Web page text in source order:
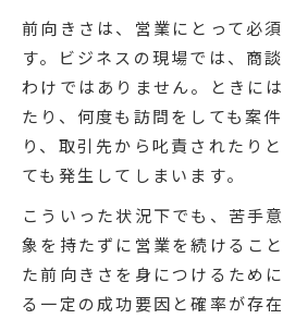
前向きさは、営業にとって必
す。ビジネスの現場では、商
わけではありません。ときに
たり、何度も訪問をしても案
り、取引先から叱責されたり
ても発生してしまいます。
こういった状況下でも、苦手
象を持たずに営業を続けるこ
た前向きさを身につけるため
る一定の成功要因と確率が存